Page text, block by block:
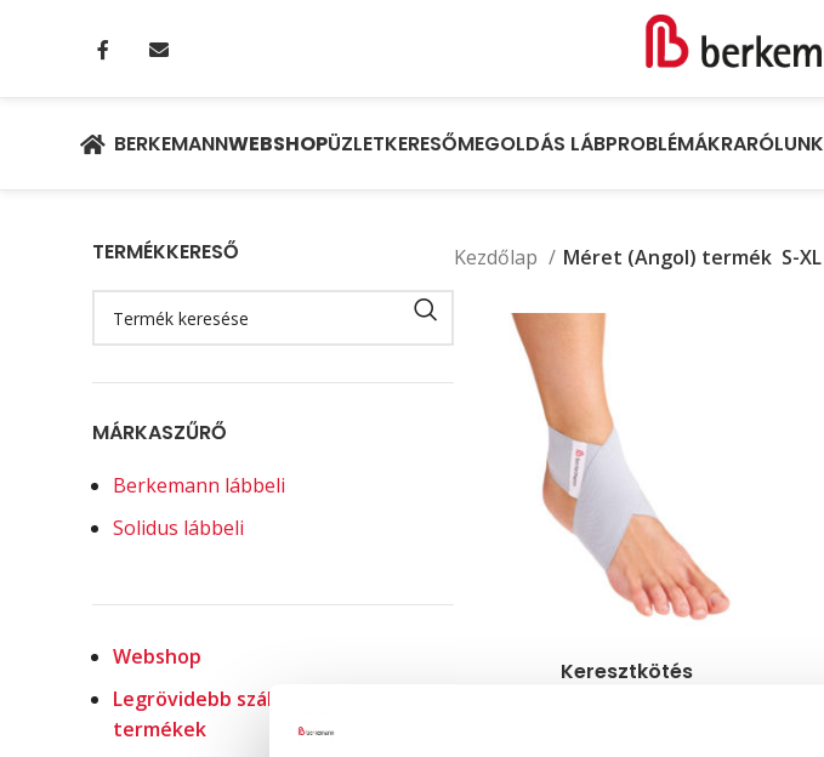
BERKEMANNWEBSHOPÜZLETKERESŐMEGOLDÁS LÁBPROBLÉMÁKRARÓLUNK
TERMÉKKERESŐ
MÁRKASZŰRŐ
Berkemann lábbeli
Solidus lábbeli
Webshop
Legrövidebb szállítással elérhető
termékek
Kezdőlap Méret (Angol) termék S-XL
Keresztkötés